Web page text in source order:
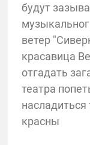
будут
ветер
красавица
отгадать
театра
красны